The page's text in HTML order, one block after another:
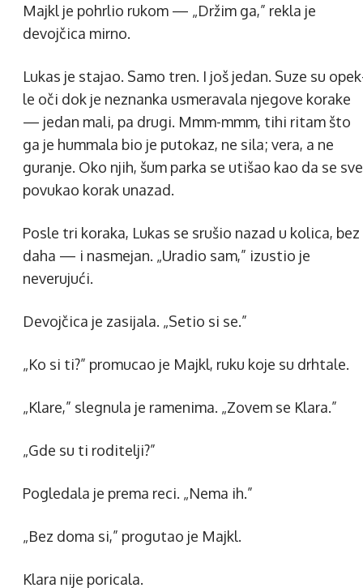
Majkl je pohrlio rukom — „Držim ga,” rekla je
devojčica mirno.
Lukas je stajao. Samo tren. I još jedan. Suze su
le oči dok je neznanka usmeravala njegove korake
— jedan mali, pa drugi. Mmm-mmm, tihi ritam što
ga je hummala bio je putokaz, ne sila; vera, a ne
guranje. Oko njih, šum parka se utišao kao da se
povukao korak unazad.
Posle tri koraka, Lukas se srušio nazad u kolica, bez
daha — i nasmejan. „Uradio sam,” izustio je
neverujući.
Devojčica je zasijala. „Setio si se.”
„Ko si ti?” promucao je Majkl, ruku koje su drhtale.
„Klare,” slegnula je ramenima. „Zovem se Klara.”
„Gde su ti roditelji?”
Pogledala je prema reci. „Nema ih.”
„Bez doma si,” progutao je Majkl.
Klara nije poricala.